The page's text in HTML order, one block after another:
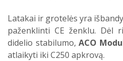
Latakai ir grotelės yra
paženklinti CE ženklu. Dėl
didelio stabilumo, ACO
atlaikyti iki C250 apkrovą.